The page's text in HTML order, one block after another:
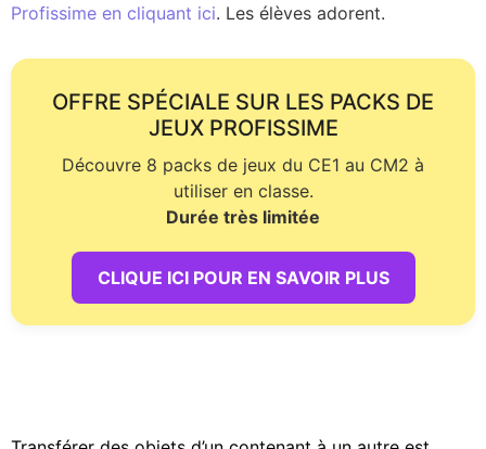
Profissime en cliquant ici. Les élèves adorent.
OFFRE SPÉCIALE SUR LES PACKS DE
JEUX PROFISSIME
Découvre 8 packs de jeux du CE1 au CM2 à
utiliser en classe.
Durée très limitée
CLIQUE ICI POUR EN SAVOIR PLUS